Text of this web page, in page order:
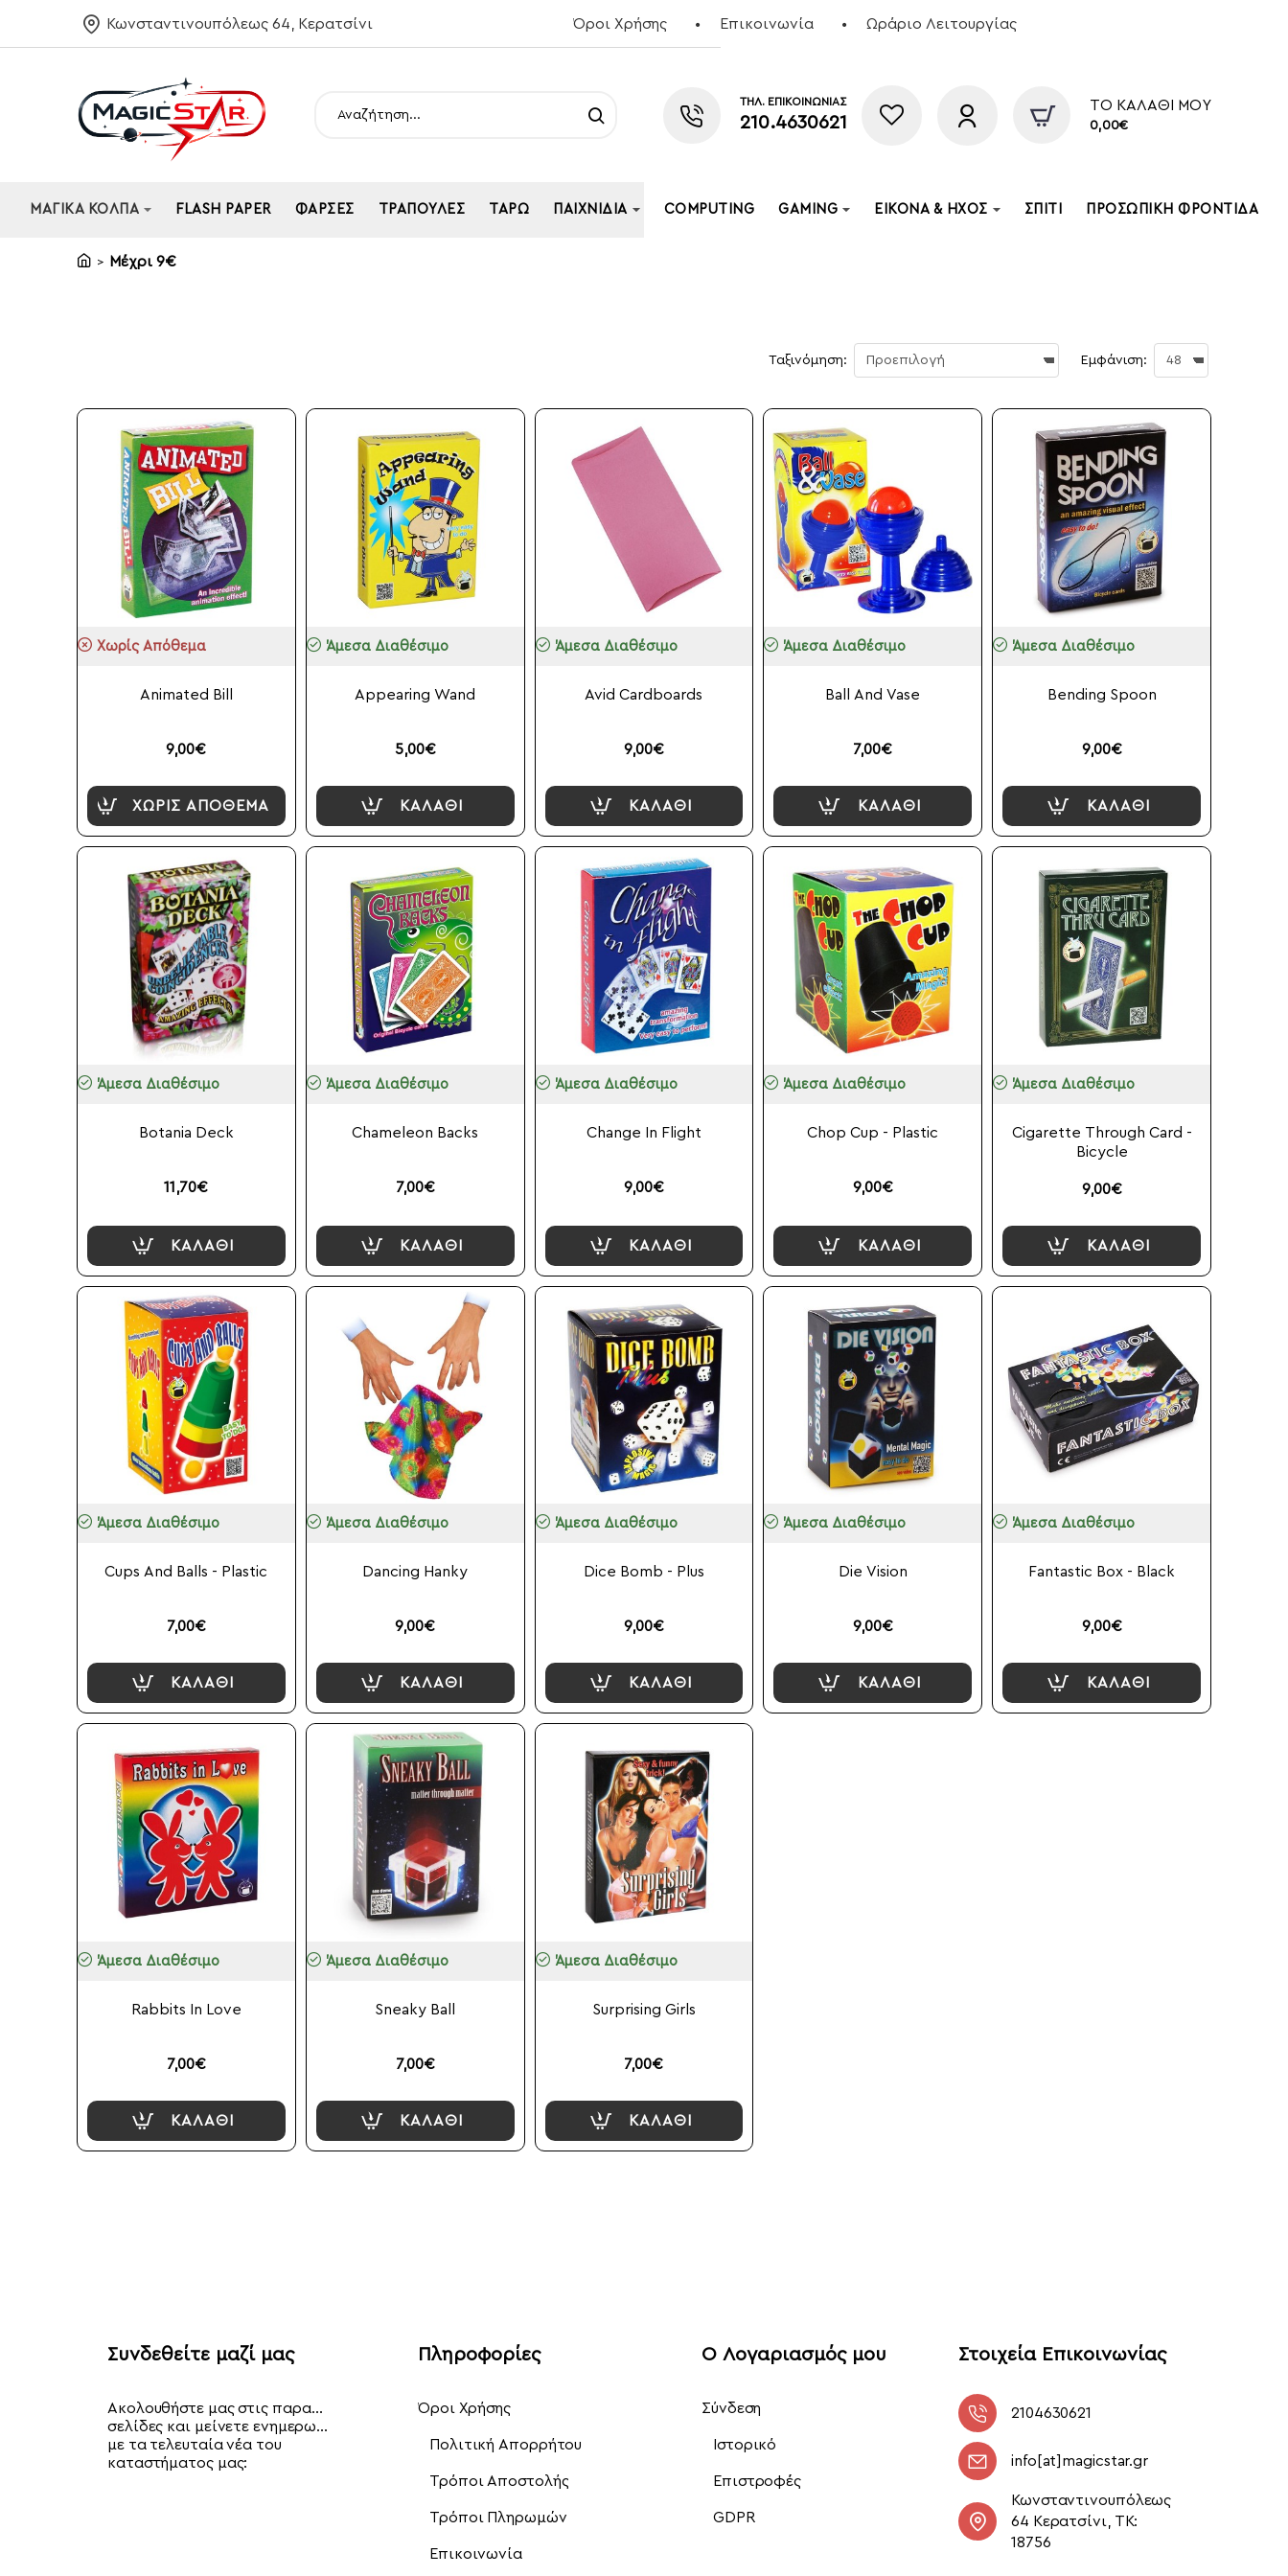
Κωνσταντινουπόλεως 64, Κερατσίνι Όροι Χρήσης Επικοινωνία Ωράριο Λειτουργίας
Αναζήτηση...
ΤΗΛ. ΕΠΙΚΟΙΝΩΝΙΑΣ
210.4630621
ΤΟ ΚΑΛΆΘΙ ΜΟΥ
0,00€
ΜΑΓΙΚΆ ΚΌΛΠΑ FLASH PAPER ΦΆΡΣΕΣ ΤΡΆΠΟΥΛΕΣ ΤΑΡΏ ΠΑΙΧΝΊΔΙΑ COMPUTING GAMING ΕΙΚΌΝΑ & ΉΧΟΣ ΣΠΊΤΙ ΠΡΟΣΩΠΙΚΉ ΦΡΟΝΤΊΔΑ
Μέχρι 9€
Ταξινόμηση: Εμφάνιση:
Χωρίς Απόθεμα
Animated Bill
9,00€
ΧΩΡΊΣ ΑΠΌΘΕΜΑ
Άμεσα Διαθέσιμο
Appearing Wand
5,00€
ΚΑΛΆΘΙ
Άμεσα Διαθέσιμο
Avid Cardboards
9,00€
ΚΑΛΆΘΙ
Άμεσα Διαθέσιμο
Ball And Vase
7,00€
ΚΑΛΆΘΙ
Άμεσα Διαθέσιμο
Bending Spoon
9,00€
ΚΑΛΆΘΙ
Άμεσα Διαθέσιμο
Botania Deck
11,70€
ΚΑΛΆΘΙ
Άμεσα Διαθέσιμο
Chameleon Backs
7,00€
ΚΑΛΆΘΙ
Άμεσα Διαθέσιμο
Change In Flight
9,00€
ΚΑΛΆΘΙ
Άμεσα Διαθέσιμο
Chop Cup - Plastic
9,00€
ΚΑΛΆΘΙ
Άμεσα Διαθέσιμο
Cigarette Through Card -
Bicycle
9,00€
ΚΑΛΆΘΙ
Άμεσα Διαθέσιμο
Cups And Balls - Plastic
7,00€
ΚΑΛΆΘΙ
Άμεσα Διαθέσιμο
Dancing Hanky
9,00€
ΚΑΛΆΘΙ
Άμεσα Διαθέσιμο
Dice Bomb - Plus
9,00€
ΚΑΛΆΘΙ
Άμεσα Διαθέσιμο
Die Vision
9,00€
ΚΑΛΆΘΙ
Άμεσα Διαθέσιμο
Fantastic Box - Black
9,00€
ΚΑΛΆΘΙ
Άμεσα Διαθέσιμο
Rabbits In Love
7,00€
ΚΑΛΆΘΙ
Άμεσα Διαθέσιμο
Sneaky Ball
7,00€
ΚΑΛΆΘΙ
Άμεσα Διαθέσιμο
Surprising Girls
7,00€
ΚΑΛΆΘΙ
Συνδεθείτε μαζί μας
Ακολουθήστε μας στις παρακάτω
σελίδες και μείνετε ενημερωμένοι
με τα τελευταία νέα του
καταστήματος μας:
Πληροφορίες
Όροι Χρήσης
Πολιτική Απορρήτου
Τρόποι Αποστολής
Τρόποι Πληρωμών
Επικοινωνία
Ο Λογαριασμός μου
Σύνδεση
Ιστορικό
Επιστροφές
GDPR
Στοιχεία Επικοινωνίας
2104630621
info[at]magicstar.gr
Κωνσταντινουπόλεως
64 Κερατσίνι, ΤΚ:
18756